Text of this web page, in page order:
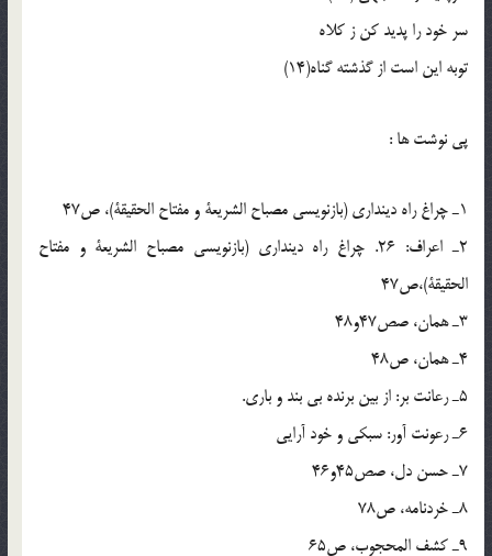
سر خود را پديد کن ز کلاه
توبه اين است از گذشته گناه(14)
پی نوشت ها :
1ـ چراغ راه دينداري (بازنويسي مصباح الشريعة و مفتاح الحقيقة)، ص47
2ـ اعراف: 26. چراغ راه دينداري (بازنويسي مصباح الشريعة و مفتاح
الحقيقة)،ص47
3ـ همان، صص47و48
4ـ همان، ص48
5ـ رعانت بر: از بين برنده بي بند و باري.
6ـ رعونت آور: سبکي و خود آرايي
7ـ حسن دل، صص45و46
8ـ خردنامه، ص78
9ـ کشف المحجوب، ص65